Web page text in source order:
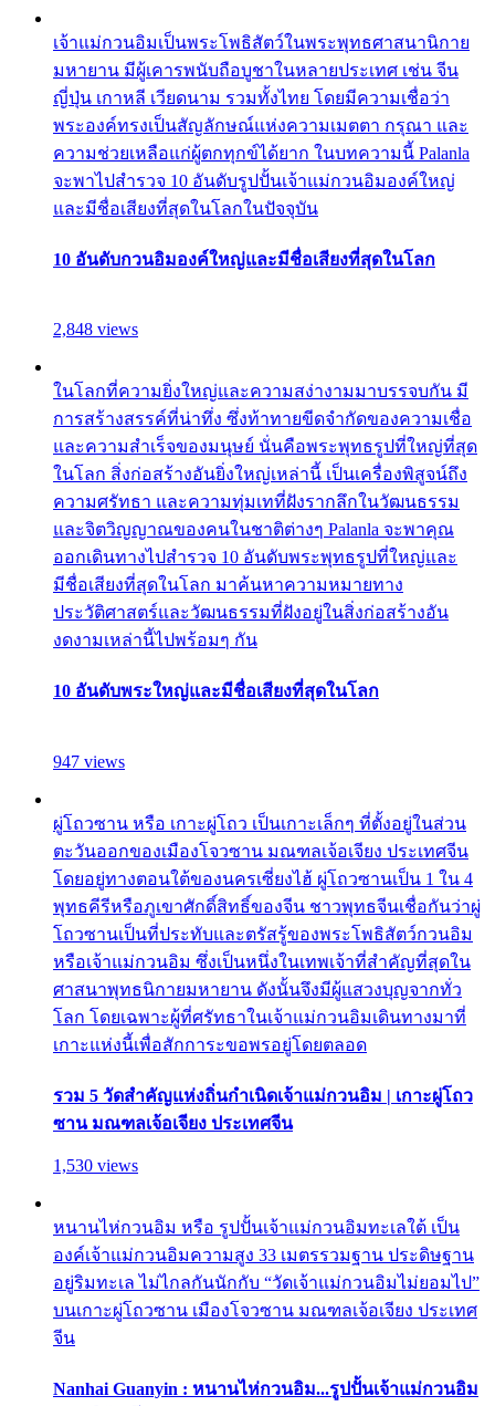
เจ้าแม่กวนอิมเป็นพระโพธิสัตว์ในพระพุทธศาสนานิกาย
มหายาน มีผู้เคารพนับถือบูชาในหลายประเทศ เช่น จีน
ญี่ปุ่น เกาหลี เวียดนาม รวมทั้งไทย โดยมีความเชื่อว่า
พระองค์ทรงเป็นสัญลักษณ์แห่งความเมตตา กรุณา และ
ความช่วยเหลือแก่ผู้ตกทุกข์ได้ยาก ในบทความนี้ Palanla
จะพาไปสำรวจ 10 อันดับรูปปั้นเจ้าแม่กวนอิมองค์ใหญ่
และมีชื่อเสียงที่สุดในโลกในปัจจุบัน
10 อันดับกวนอิมองค์ใหญ่และมีชื่อเสียงที่สุดในโลก
2,848 views
ในโลกที่ความยิ่งใหญ่และความสง่างามมาบรรจบกัน มี
การสร้างสรรค์ที่น่าทึ่ง ซึ่งท้าทายขีดจำกัดของความเชื่อ
และความสำเร็จของมนุษย์ นั่นคือพระพุทธรูปที่ใหญ่ที่สุด
ในโลก สิ่งก่อสร้างอันยิ่งใหญ่เหล่านี้ เป็นเครื่องพิสูจน์ถึง
ความศรัทธา และความทุ่มเทที่ฝังรากลึกในวัฒนธรรม
และจิตวิญญาณของคนในชาติต่างๆ Palanla จะพาคุณ
ออกเดินทางไปสำรวจ 10 อันดับพระพุทธรูปที่ใหญ่และ
มีชื่อเสียงที่สุดในโลก มาค้นหาความหมายทาง
ประวัติศาสตร์และวัฒนธรรมที่ฝังอยู่ในสิ่งก่อสร้างอัน
งดงามเหล่านี้ไปพร้อมๆ กัน
10 อันดับพระใหญ่และมีชื่อเสียงที่สุดในโลก
947 views
ผู่โถวซาน หรือ เกาะผู่โถว เป็นเกาะเล็กๆ ที่ตั้งอยู่ในส่วน
ตะวันออกของเมืองโจวซาน มณฑลเจ้อเจียง ประเทศจีน
โดยอยู่ทางตอนใต้ของนครเซี่ยงไฮ้ ผู่โถวซานเป็น 1 ใน 4
พุทธคีรีหรือภูเขาศักดิ์สิทธิ์ของจีน ชาวพุทธจีนเชื่อกันว่าผู่
โถวซานเป็นที่ประทับและตรัสรู้ของพระโพธิสัตว์กวนอิม
หรือเจ้าแม่กวนอิม ซึ่งเป็นหนึ่งในเทพเจ้าที่สำคัญที่สุดใน
ศาสนาพุทธนิกายมหายาน ดังนั้นจึงมีผู้แสวงบุญจากทั่ว
โลก โดยเฉพาะผู้ที่ศรัทธาในเจ้าแม่กวนอิมเดินทางมาที่
เกาะแห่งนี้เพื่อสักการะขอพรอยู่โดยตลอด
รวม 5 วัดสำคัญแห่งถิ่นกำเนิดเจ้าแม่กวนอิม | เกาะผู่โถว
ซาน มณฑลเจ้อเจียง ประเทศจีน
1,530 views
หนานไห่กวนอิม หรือ รูปปั้นเจ้าแม่กวนอิมทะเลใต้ เป็น
องค์เจ้าแม่กวนอิมความสูง 33 เมตรรวมฐาน ประดิษฐาน
อยู่ริมทะเล ไม่ไกลกันนักกับ “วัดเจ้าแม่กวนอิมไม่ยอมไป”
บนเกาะผู่โถวซาน เมืองโจวซาน มณฑลเจ้อเจียง ประเทศ
จีน
Nanhai Guanyin : หนานไห่กวนอิม...รูปปั้นเจ้าแม่กวนอิม